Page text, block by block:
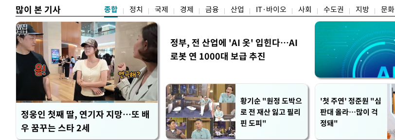
많이 본 기사 종합 정치 국제 경제 금융 산업 IT·바이오 사회 수도권 지방 문화
정웅인 첫째 딸, 연기자 지망…또 배
우 꿈꾸는 스타 2세
정부, 전 산업에 'AI 옷' 입힌다…AI
로봇 연 1000대 보급 추진
황기순 "원정 도박으
로 전 재산 잃고 필리
핀 도피"
'첫 주연' 정준원 "심
판대 올라…많이 걱
정돼"